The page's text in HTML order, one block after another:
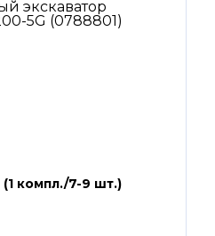
компл./7-9 шт.)